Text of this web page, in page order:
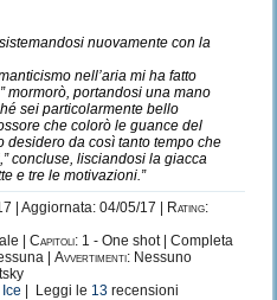
nuovamente con la
nell’aria mi ha fatto
mormorò, portandosi una mano
sei particolarmente bello
che colorò le guance del
desidero da così tanto tempo che
concluse, lisciandosi la giacca
e tre le motivazioni.”
| Aggiornata: 04/05/17 |
Rating:
| Capitoli: 1 - One shot | Completa
| Avvertimenti: Nessuno
| Leggi le 13 recensioni